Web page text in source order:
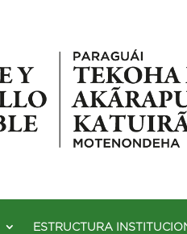
ESTRUCTURA